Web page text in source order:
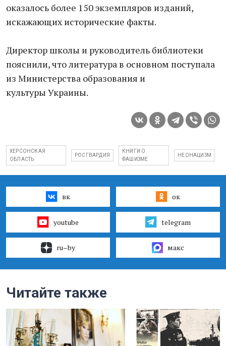
оказалось более 150 экземпляров изданий,
искажающих исторические факты.
Директор школы и руководитель библиотеки
пояснили, что литература в основном поступала
из Министерства образования и
культуры Украины.
ХЕРСОНСКАЯ
ОБЛАСТЬ
РОСГВАРДИЯ
КНИГИ О
ФАШИЗМЕ
НЕОНАЦИЗМ
вк ок
youtube telegram
ru–by макс
Читайте также